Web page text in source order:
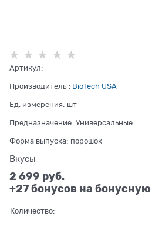
Артикул:
Производитель : BioTech USA
Ед. измерения: шт
Предназначение: Универсальные
Форма выпуска: порошок
Вкусы
2 699 руб.
+27 бонусов на бонусную
Количество: